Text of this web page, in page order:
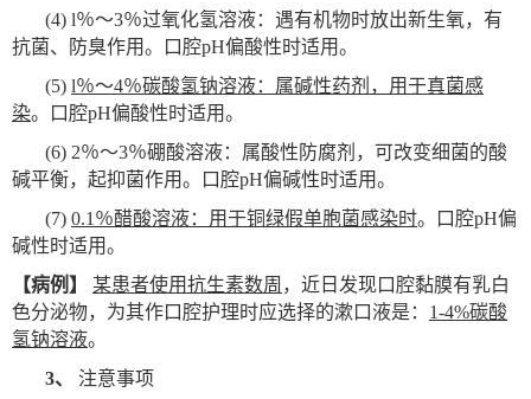
(4) l％～3％过氧化氢溶液：遇有机物时放出新生氧，有
抗菌、防臭作用。口腔pH偏酸性时适用。
(5) l％～4％碳酸氢钠溶液：属碱性药剂，用于真菌感
染。口腔pH偏酸性时适用。
(6) 2％～3％硼酸溶液：属酸性防腐剂，可改变细菌的酸
碱平衡，起抑菌作用。口腔pH偏碱性时适用。
(7) 0.1 ％醋酸溶液：用于铜绿假单胞菌感染时。口腔pH偏
碱性时适用。
【病例】 某患者使用抗生素数周 ，近日发现口腔黏膜有乳白
色分泌物，为其作口腔护理时应选择的漱口液是： 1-4%碳酸
氢钠溶液。
3、 注意事项